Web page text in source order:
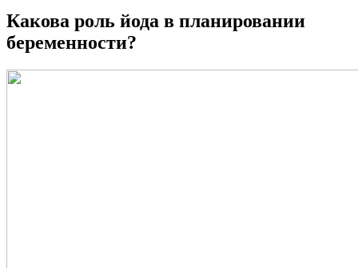
Какова роль йода в планировании
беременности?